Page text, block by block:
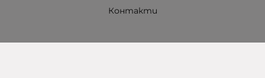
Контакти
Контакти